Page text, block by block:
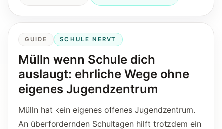
GUIDE SCHULE NERVT
Mülln wenn Schule dich
auslaugt: ehrliche Wege ohne
eigenes Jugendzentrum
Mülln hat kein eigenes offenes Jugendzentrum.
An überfordernden Schultagen hilft trotzdem ein